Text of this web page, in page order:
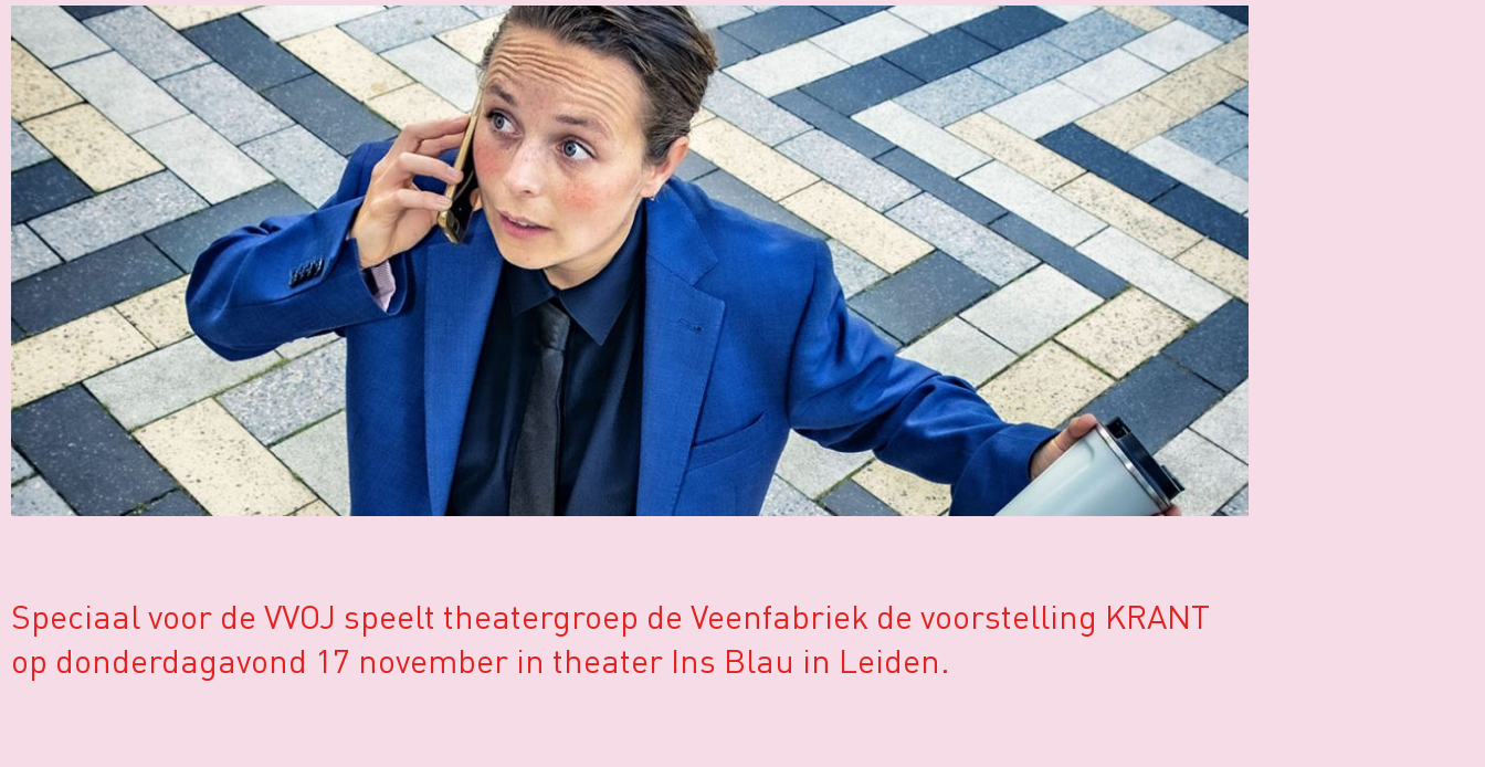
Speciaal voor de VVOJ speelt theatergroep de Veenfabriek de voorstelling KRANT
op donderdagavond 17 november in theater Ins Blau in Leiden.